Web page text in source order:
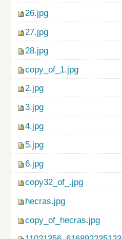
26.jpg
27.jpg
28.jpg
copy_of_1.jpg
2.jpg
3.jpg
4.jpg
5.jpg
6.jpg
copy32_of_.jpg
hecras.jpg
copy_of_hecras.jpg